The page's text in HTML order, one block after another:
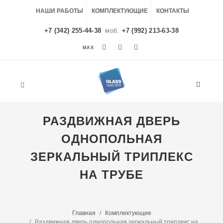
НАШИ РАБОТЫ КОМПЛЕКТУЮЩИЕ КОНТАКТЫ
+7 (342) 255-44-38 моб. +7 (992) 213-63-38
MAX
РАЗДВИЖНАЯ ДВЕРЬ
ОДНОПОЛЬНАЯ
ЗЕРКАЛЬНЫЙ ТРИПЛЕКС
НА ТРУБЕ
Главная
Комплектующие